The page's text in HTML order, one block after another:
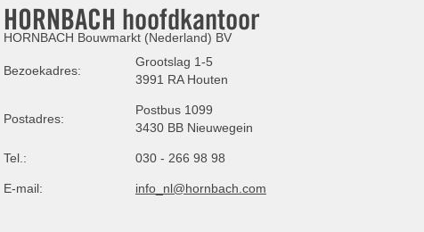
HORNBACH hoofdkantoor
HORNBACH Bouwmarkt (Nederland) BV
Bezoekadres:
Grootslag 1-5
3991 RA Houten
Postadres:
Postbus 1099
3430 BB Nieuwegein
Tel.: 030 - 266 98 98
E-mail: info_nl@hornbach.com